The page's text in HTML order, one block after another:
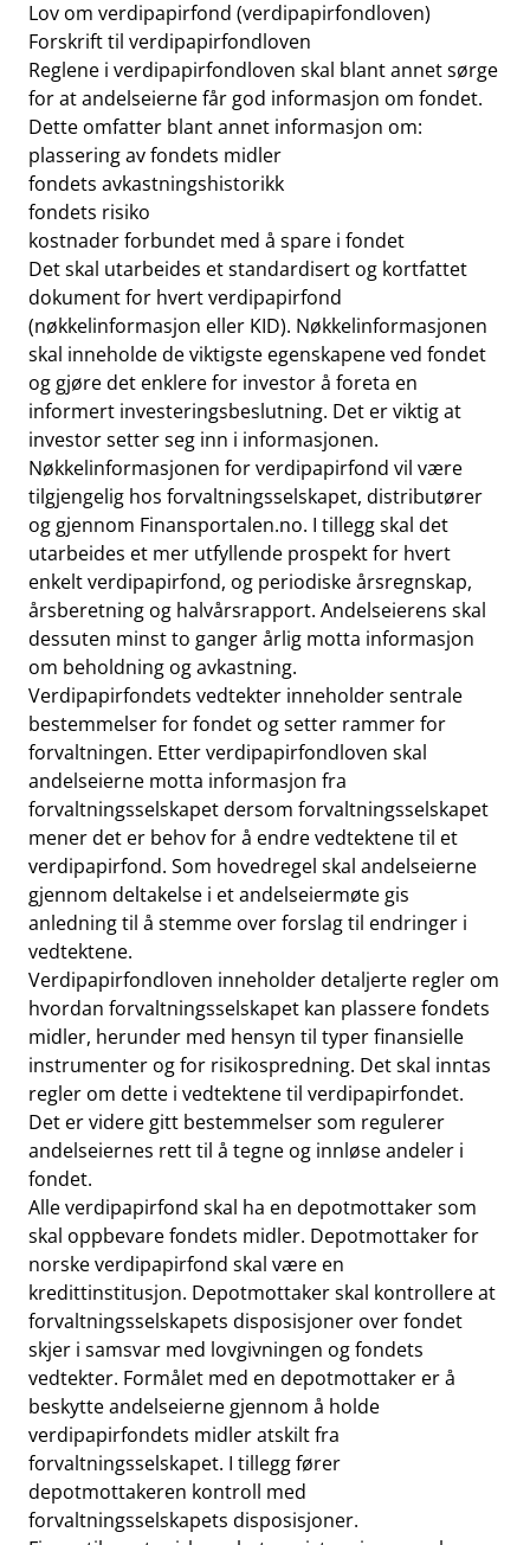
Lov om verdipapirfond (verdipapirfondloven)
Forskrift til verdipapirfondloven
Reglene i verdipapirfondloven skal blant annet sørge
for at andelseierne får god informasjon om fondet.
Dette omfatter blant annet informasjon om:
plassering av fondets midler
fondets avkastningshistorikk
fondets risiko
kostnader forbundet med å spare i fondet
Det skal utarbeides et standardisert og kortfattet
dokument for hvert verdipapirfond
(nøkkelinformasjon eller KID). Nøkkelinformasjonen
skal inneholde de viktigste egenskapene ved fondet
og gjøre det enklere for investor å foreta en
informert investeringsbeslutning. Det er viktig at
investor setter seg inn i informasjonen.
Nøkkelinformasjonen for verdipapirfond vil være
tilgjengelig hos forvaltningsselskapet, distributører
og gjennom Finansportalen.no. I tillegg skal det
utarbeides et mer utfyllende prospekt for hvert
enkelt verdipapirfond, og periodiske årsregnskap,
årsberetning og halvårsrapport. Andelseierens skal
dessuten minst to ganger årlig motta informasjon
om beholdning og avkastning.
Verdipapirfondets vedtekter inneholder sentrale
bestemmelser for fondet og setter rammer for
forvaltningen. Etter verdipapirfondloven skal
andelseierne motta informasjon fra
forvaltningsselskapet dersom forvaltningsselskapet
mener det er behov for å endre vedtektene til et
verdipapirfond. Som hovedregel skal andelseierne
gjennom deltakelse i et andelseiermøte gis
anledning til å stemme over forslag til endringer i
vedtektene.
Verdipapirfondloven inneholder detaljerte regler om
hvordan forvaltningsselskapet kan plassere fondets
midler, herunder med hensyn til typer finansielle
instrumenter og for risikospredning. Det skal inntas
regler om dette i vedtektene til verdipapirfondet.
Det er videre gitt bestemmelser som regulerer
andelseiernes rett til å tegne og innløse andeler i
fondet.
Alle verdipapirfond skal ha en depotmottaker som
skal oppbevare fondets midler. Depotmottaker for
norske verdipapirfond skal være en
kredittinstitusjon. Depotmottaker skal kontrollere at
forvaltningsselskapets disposisjoner over fondet
skjer i samsvar med lovgivningen og fondets
vedtekter. Formålet med en depotmottaker er å
beskytte andelseierne gjennom å holde
verdipapirfondets midler atskilt fra
forvaltningsselskapet. I tillegg fører
depotmottakeren kontroll med
forvaltningsselskapets disposisjoner.